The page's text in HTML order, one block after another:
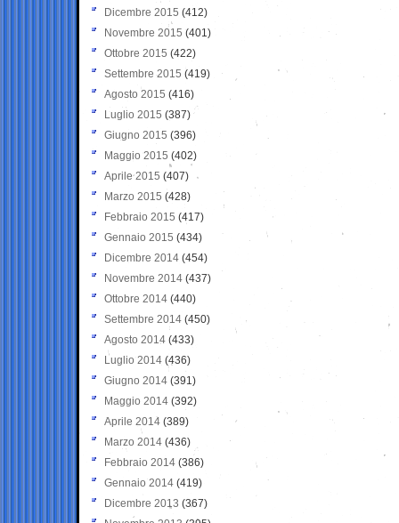
Dicembre 2015 (412)
Novembre 2015 (401)
Ottobre 2015 (422)
Settembre 2015 (419)
Agosto 2015 (416)
Luglio 2015 (387)
Giugno 2015 (396)
Maggio 2015 (402)
Aprile 2015 (407)
Marzo 2015 (428)
Febbraio 2015 (417)
Gennaio 2015 (434)
Dicembre 2014 (454)
Novembre 2014 (437)
Ottobre 2014 (440)
Settembre 2014 (450)
Agosto 2014 (433)
Luglio 2014 (436)
Giugno 2014 (391)
Maggio 2014 (392)
Aprile 2014 (389)
Marzo 2014 (436)
Febbraio 2014 (386)
Gennaio 2014 (419)
Dicembre 2013 (367)